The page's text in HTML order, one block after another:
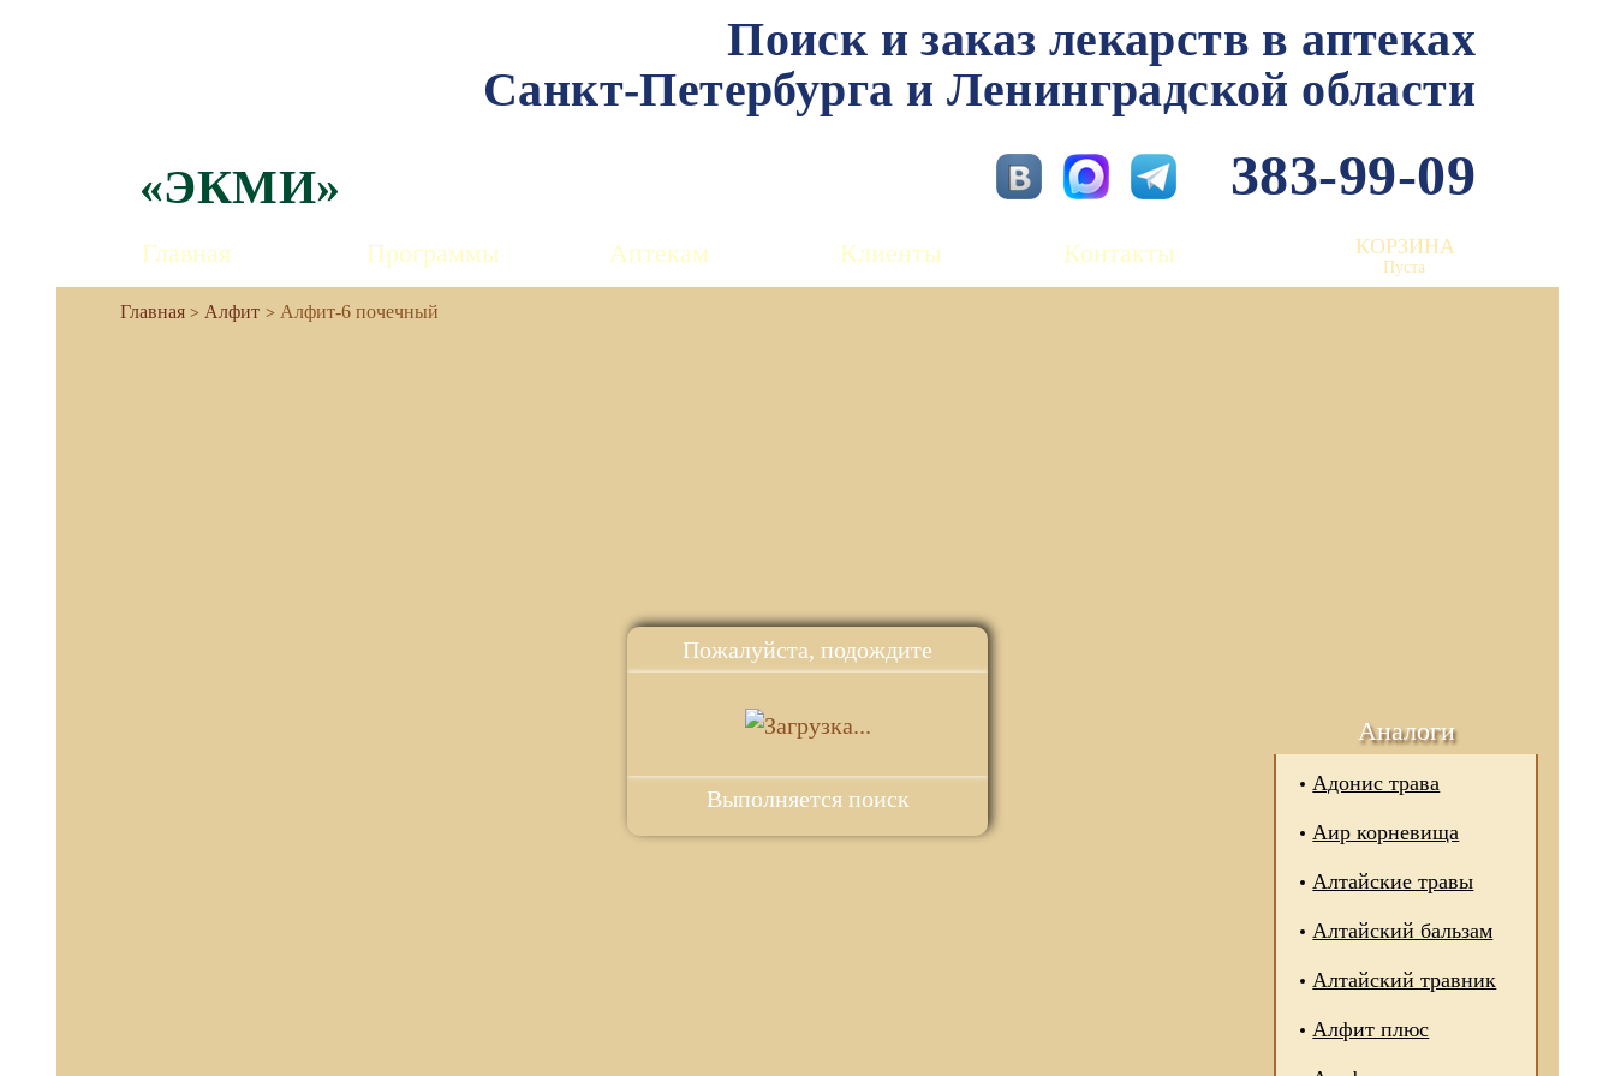
Пожалуйста, подождите
Выполняется поиск
Поиск и заказ лекарств в аптеках
Санкт-Петербурга и Ленинградской области
383-99-09
«ЭКМИ»
Главная Программы Аптекам Клиенты Контакты КОРЗИНА
Пуста
Алфит Алфит-6 почечный
Аналоги
Адонис трава
Аир корневища
Алтайские травы
Алтайский бальзам
Алтайский травник
Алфит плюс